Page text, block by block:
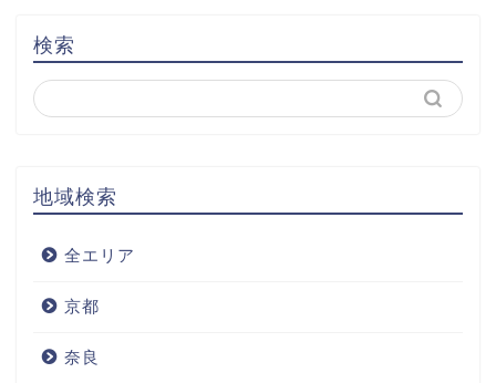
検索
地域検索
全エリア
京都
奈良